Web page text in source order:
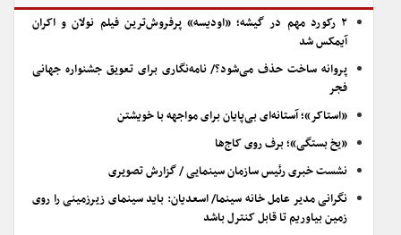
۲ رکورد مهم در گیشه؛ «اودیسه» پرفروش‌ترین فیلم نولان و اکران
آیمکس شد
پروانه ساخت حذف می‌شود؟/ نامه‌نگاری برای تعویق جشنواره جهانی
فجر
«استاکر»؛ آستانه‌ای بی‌پایان برای مواجهه با خویشتن
«یخ بستگی»؛ برف روی کاج‌ها
نشست خبری رئیس سازمان سینمایی / گزارش تصویری
نگرانی مدیر عامل خانه سینما/ اسعدیان: باید سینمای زیرزمینی را روی
زمین بیاوریم تا قابل کنترل باشد